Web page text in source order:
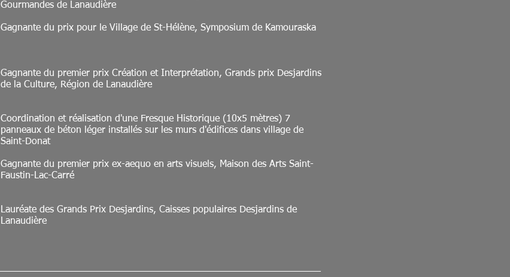
Gourmandes de Lanaudière
Gagnante du prix pour le Village de St-Hélène, Symposium de Kamouraska
Gagnante du premier prix Création et Interprétation, Grands prix Desjardins
de la Culture, Région de Lanaudière
​Coordination et réalisation d'une Fresque Historique (10x5 mètres) 7
panneaux de béton léger installés sur les murs d'édifices dans village de
Saint-Donat
Gagnante du premier prix ex-aequo en arts visuels, Maison des Arts Saint-
Faustin-Lac-Carré
Lauréate des Grands Prix Desjardins, Caisses populaires Desjardins de
Lanaudière